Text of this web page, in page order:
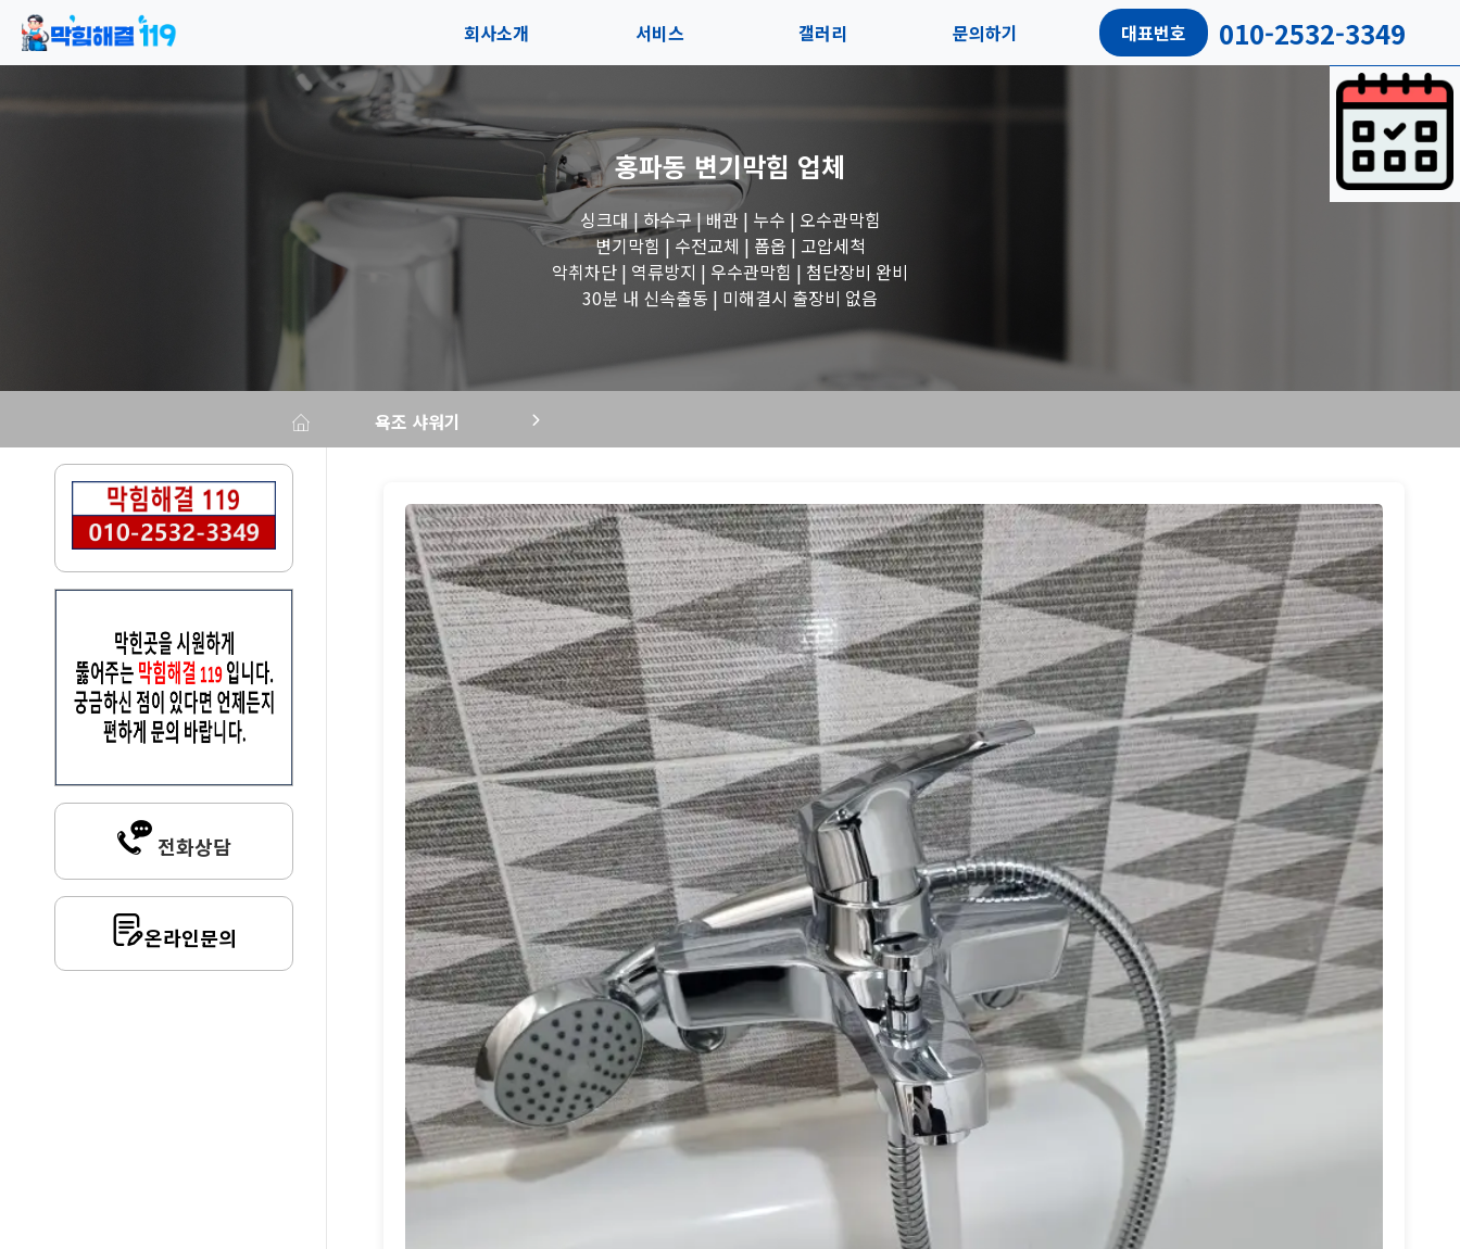
회사소개
오시는길
서비스
블로그
갤러리
수도꼭지 작업
세면대 작업
변기 작업
문의하기 대표번호 010-2532-3349
홍파동 변기막힘 업체
싱크대 | 하수구 | 배관 | 누수 | 오수관막힘
변기막힘 | 수전교체 | 폽옵 | 고압세척
악취차단 | 역류방지 | 우수관막힘 | 첨단장비 완비
30분 내 신속출동 | 미해결시 출장비 없음
욕조 샤워기
전화상담
온라인문의